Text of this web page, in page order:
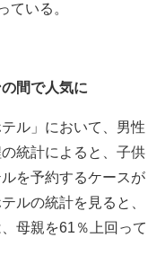
ている。
間で人気に
ル」において、男性
統計によると、子供
を予約するケースが
ルの統計を見ると、
母親を61％上回って